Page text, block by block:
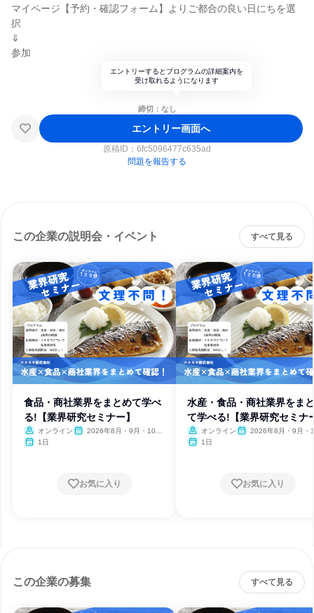
マイページ【予約・確認フォーム】よりご都合の良い日にちを選
択
⇓
参加
エントリーするとプログラムの詳細案内を
受け取れるようになります
締切：なし
エントリー画面へ
原稿ID： 6fc5096477c635ad
問題を報告する
この企業の説明会・イベント すべて見る
食品・商社業界をまとめて学べ
る!【業界研究セミナー】
オンライン
2026年8月・9月・10
1日
お気に入り
水産・食品・商社業界をま
て学べる!【業界研究セミナ
オンライン
2026年8月・9月・
1日
お気に入り
この企業の募集 すべて見る